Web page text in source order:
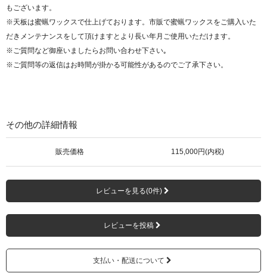
もございます。
※天板は蜜蝋ワックスで仕上げております。市販で蜜蝋ワックスをご購入いた
だきメンテナンスをして頂けますとより長い年月ご使用いただけます。
※ご質問など御座いましたらお問い合わせ下さい｡
※ご質問等の返信はお時間が掛かる可能性があるのでご了承下さい。
その他の詳細情報
販売価格 115,000円(内税)
レビューを見る(0件)
レビューを投稿
支払い・配送について